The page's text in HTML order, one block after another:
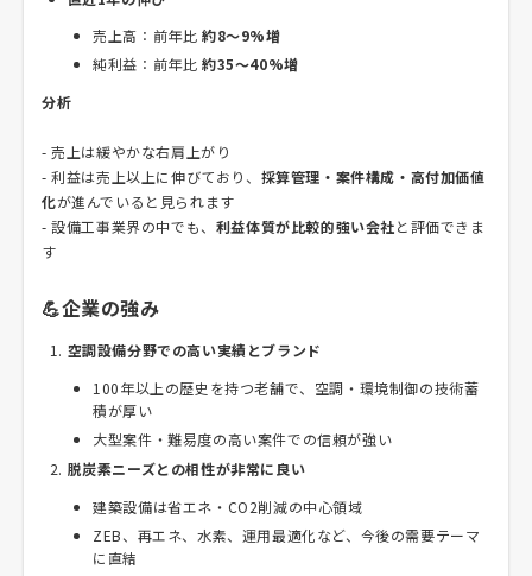
売上高：前年比 約8〜9%増
純利益：前年比 約35〜40%増
分析
- 売上は緩やかな右肩上がり
- 利益は売上以上に伸びており、 採算管理・案件構成・高付加価値
化が進んでいると見られます
- 設備工事業界の中でも、 利益体質が比較的強い会社と評価できま
す
💪企業の強み
空調設備分野での高い実績とブランド
100年以上の歴史を持つ老舗で、空調・環境制御の技術蓄
積が厚い
大型案件・難易度の高い案件での信頼が強い
脱炭素ニーズとの相性が非常に良い
建築設備は省エネ・CO2削減の中心領域
ZEB、再エネ、水素、運用最適化など、今後の需要テーマ
に直結